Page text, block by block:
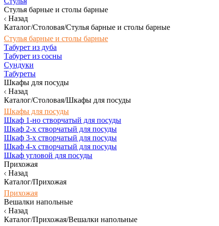
Стулья барные и столы барные
Назад
Каталог/Столовая/Стулья барные и столы барные
Стулья барные и столы барные
Табурет из дуба
Табурет из сосны
Сундуки
Табуреты
Шкафы для посуды
Назад
Каталог/Столовая/Шкафы для посуды
Шкафы для посуды
Шкаф 1-но створчатый для посуды
Шкаф 2-х створчатый для посуды
Шкаф 3-х створчатый для посуды
Шкаф 4-х створчатый для посуды
Шкаф угловой для посуды
Прихожая
Назад
Каталог/Прихожая
Прихожая
Вешалки напольные
Назад
Каталог/Прихожая/Вешалки напольные